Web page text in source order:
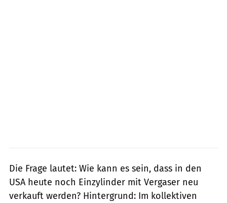
Die Frage lautet: Wie kann es sein, dass in den
USA heute noch Einzylinder mit Vergaser neu
verkauft werden? Hintergrund: Im kollektiven